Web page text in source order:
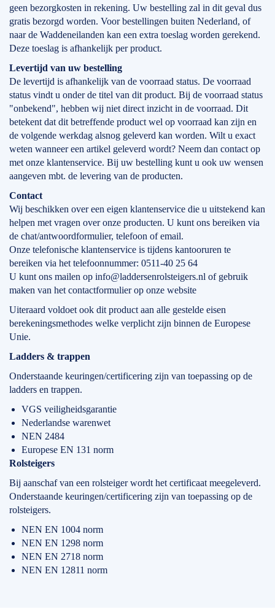
geen bezorgkosten in rekening. Uw bestelling zal in dit geval dus
gratis bezorgd worden. Voor bestellingen buiten Nederland, of
naar de Waddeneilanden kan een extra toeslag worden gerekend.
Deze toeslag is afhankelijk per product.
Levertijd van uw bestelling
De levertijd is afhankelijk van de voorraad status. De voorraad
status vindt u onder de titel van dit product. Bij de voorraad status
"onbekend", hebben wij niet direct inzicht in de voorraad. Dit
betekent dat dit betreffende product wel op voorraad kan zijn en
de volgende werkdag alsnog geleverd kan worden. Wilt u exact
weten wanneer een artikel geleverd wordt? Neem dan contact op
met onze klantenservice. Bij uw bestelling kunt u ook uw wensen
aangeven mbt. de levering van de producten.
Contact
Wij beschikken over een eigen klantenservice die u uitstekend kan
helpen met vragen over onze producten. U kunt ons bereiken via
de chat/antwoordformulier, telefoon of email.
Onze telefonische klantenservice is tijdens kantooruren te
bereiken via het telefoonnummer: 0511-40 25 64
U kunt ons mailen op info@laddersenrolsteigers.nl of gebruik
maken van het contactformulier op onze website
Uiteraard voldoet ook dit product aan alle gestelde eisen
berekeningsmethodes welke verplicht zijn binnen de Europese
Unie.
Ladders & trappen
Onderstaande keuringen/certificering zijn van toepassing op de
ladders en trappen.
VGS veiligheidsgarantie
Nederlandse warenwet
NEN 2484
Europese EN 131 norm
Rolsteigers
Bij aanschaf van een rolsteiger wordt het certificaat meegeleverd.
Onderstaande keuringen/certificering zijn van toepassing op de
rolsteigers.
NEN EN 1004 norm
NEN EN 1298 norm
NEN EN 2718 norm
NEN EN 12811 norm